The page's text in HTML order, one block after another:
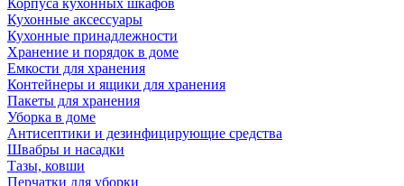
Корпуса кухонных шкафов
Кухонные аксессуары
Кухонные принадлежности
Хранение и порядок в доме
Емкости для хранения
Контейнеры и ящики для хранения
Пакеты для хранения
Уборка в доме
Антисептики и дезинфицирующие средства
Швабры и насадки
Тазы, ковши
Перчатки для уборки